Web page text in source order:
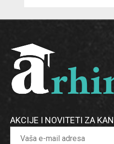
AKCIJE I NOVITETI ZA